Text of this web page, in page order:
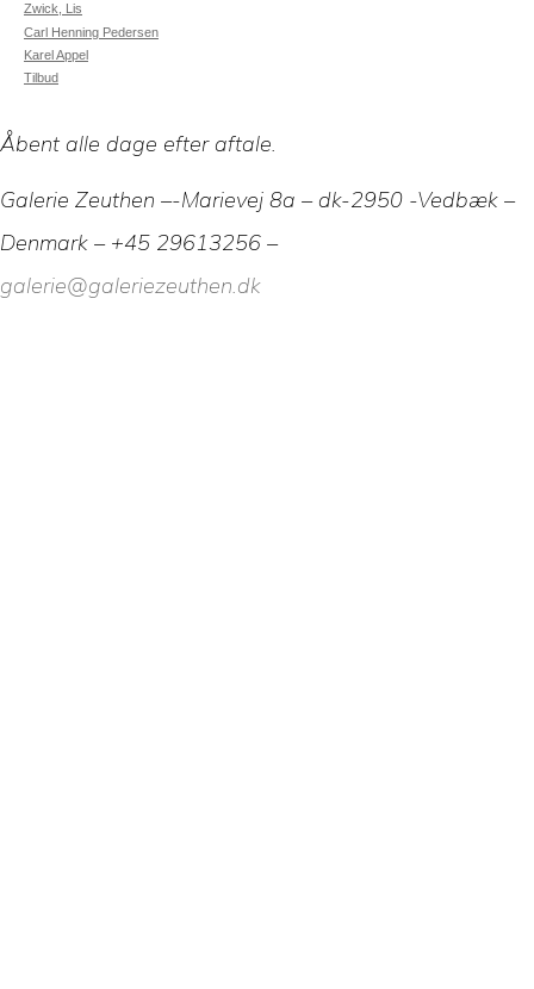
Zwick, Lis
Carl Henning Pedersen
Karel Appel
Tilbud
Åbent alle dage efter aftale.
Galerie Zeuthen –-Marievej 8a – dk-2950 -Vedbæk –
Denmark – +45 29613256 –
galerie@galeriezeuthen.dk